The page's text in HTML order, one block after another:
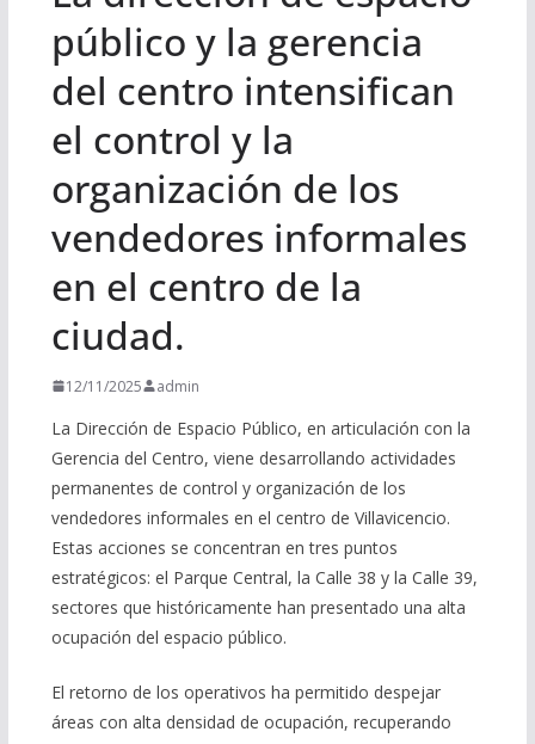
público y la gerencia
del centro intensifican
el control y la
organización de los
vendedores informales
en el centro de la
ciudad.
12/11/2025 admin
La Dirección de Espacio Público, en articulación con la
Gerencia del Centro, viene desarrollando actividades
permanentes de control y organización de los
vendedores informales en el centro de Villavicencio.
Estas acciones se concentran en tres puntos
estratégicos: el Parque Central, la Calle 38 y la Calle 39,
sectores que históricamente han presentado una alta
ocupación del espacio público.
El retorno de los operativos ha permitido despejar
áreas con alta densidad de ocupación, recuperando